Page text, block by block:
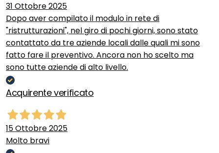
31 Ottobre 2025
Dopo aver compilato il modulo in rete di
"ristrutturazioni", nel giro di pochi giorni, sono stato
contattato da tre aziende locali dalle quali mi sono
fatto fare il preventivo. Ancora non ho scelto ma
sono tutte aziende di alto livello.
Acquirente verificato
15 Ottobre 2025
Molto bravi